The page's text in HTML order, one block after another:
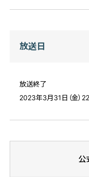
放送日
放送終了
2023年3月31日（金）
公